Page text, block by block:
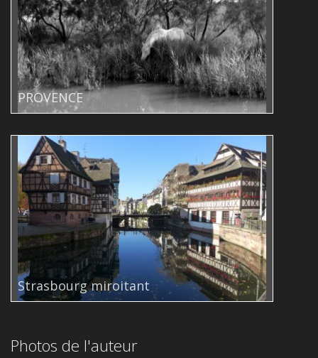
PROVENCE
Strasbourg miroitant
Photos de l'auteur